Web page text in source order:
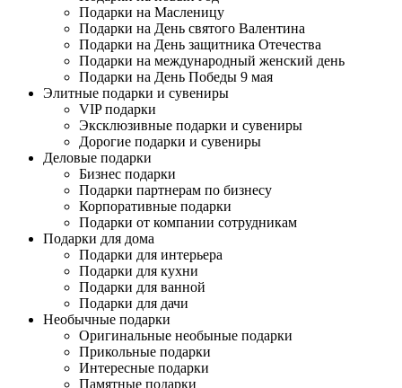
Подарки на Масленицу
Подарки на День святого Валентина
Подарки на День защитника Отечества
Подарки на международный женский день
Подарки на День Победы 9 мая
Элитные подарки и сувениры
VIP подарки
Эксклюзивные подарки и сувениры
Дорогие подарки и сувениры
Деловые подарки
Бизнес подарки
Подарки партнерам по бизнесу
Корпоративные подарки
Подарки от компании сотрудникам
Подарки для дома
Подарки для интерьера
Подарки для кухни
Подарки для ванной
Подарки для дачи
Необычные подарки
Оригинальные необыные подарки
Прикольные подарки
Интересные подарки
Памятные подарки